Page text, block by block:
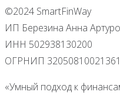
©2024 SmartFinWay
ИП Березина Анна
ИНН 502938130200
ОГРНИП
«Умный подход к